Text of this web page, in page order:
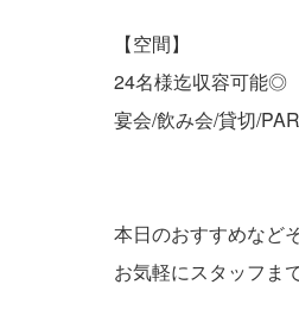
【空間】
24名様迄収容可能◎
宴会/飲み会/貸切/
本日のおすすめなど
お気軽にスタッフま